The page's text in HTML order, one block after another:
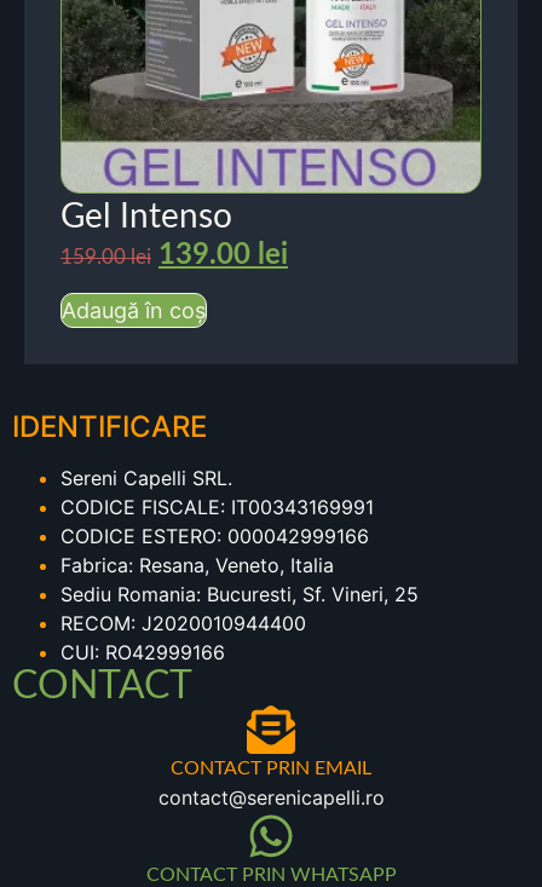
Gel Intenso
159.00lei 139.00 lei
Adaugă în coș
IDENTIFICARE
Sereni Capelli SRL.
CODICE FISCALE: IT00343169991
CODICE ESTERO: 000042999166
Fabrica: Resana, Veneto, Italia
Sediu Romania: Bucuresti, Sf. Vineri, 25
RECOM: J2020010944400
CUI: RO42999166
CONTACT
CONTACT PRIN EMAIL
contact@serenicapelli.ro
CONTACT PRIN WHATSAPP